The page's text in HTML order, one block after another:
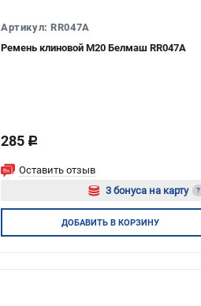
Артикул: RR047A
Ремень клиновой М20 Белмаш RR047A
285 c
Оставить отзыв
3 бонуса на карту
?
Авторизуйтесь
ДОБАВИТЬВ КОРЗИНУ